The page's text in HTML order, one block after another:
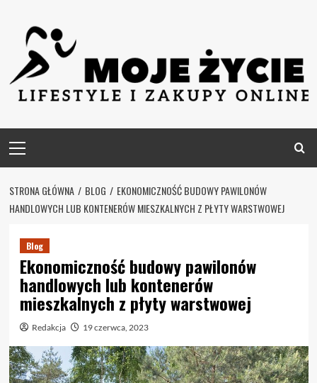
content
Menu
STRONA GŁÓWNA BLOG
EKONOMICZNOŚĆ BUDOWY PAWILONÓW
HANDLOWYCH LUB KONTENERÓW MIESZKALNYCH Z PŁYTY WARSTWOWEJ
Blog
Ekonomiczność budowy pawilonów
handlowych lub kontenerów
mieszkalnych z płyty warstwowej
Redakcja 19 czerwca, 2023